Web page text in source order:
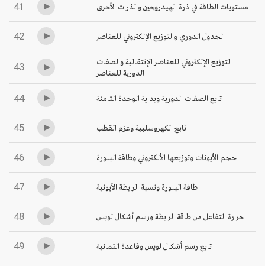
41 مستويات الطاقة في ذرة الهيدروجين والذرات الأخرى
42 الجدول الدوري والتوزيع الإلكتروني للعناصر
43
التوزيع الإلكتروني للعناصر الإنتقالية والصفات
الدورية للعناصر
44 تابع الصفات الدورية وبداية الوحدة الثامنة
45 تابع الكهروسلبية وعزم القطب
46 حجم الأيونات وتوزيعها الألكتروني وطاقة البلورة
47 طاقة البلورة ونسبة الرابطة الأيونية
48 حرارة التفاعل من طاقة الرابطة ورسم أشكال لويس
49 تابع رسم أشكال لويس وقاعدة الثمانية